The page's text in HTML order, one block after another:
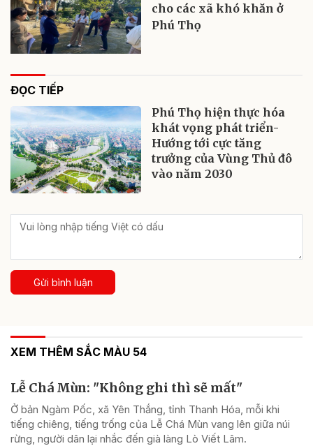
cho các xã khó khăn ở
Phú Thọ
ĐỌC TIẾP
Phú Thọ hiện thực hóa
khát vọng phát triển-
Hướng tới cực tăng
trưởng của Vùng Thủ đô
vào năm 2030
Gửi bình luận
XEM THÊM SẮC MÀU 54
Lễ Chá Mùn: "Không ghi thì sẽ mất"
Ở bản Ngàm Pốc, xã Yên Thắng, tỉnh Thanh Hóa, mỗi khi
tiếng chiêng, tiếng trống của Lễ Chá Mùn vang lên giữa núi
rừng, người dân lại nhắc đến già làng Lò Viết Lâm.